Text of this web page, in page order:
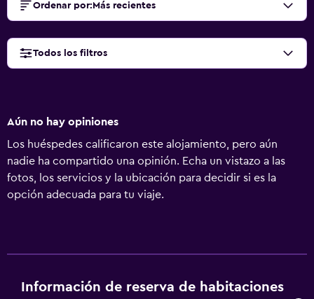
Ordenar por: Más recientes
Todos los filtros
Aún no hay opiniones
Los huéspedes calificaron este alojamiento, pero aún
nadie ha compartido una opinión. Echa un vistazo a las
fotos, los servicios y la ubicación para decidir si es la
opción adecuada para tu viaje.
Información de reserva de habitaciones